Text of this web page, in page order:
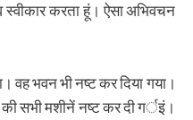
करता हूं। ऐसा अभिवचन
वह भवन भी नष्ट कर दिया गया।
की सभी मशीनें नष्ट कर दी गर्इं।